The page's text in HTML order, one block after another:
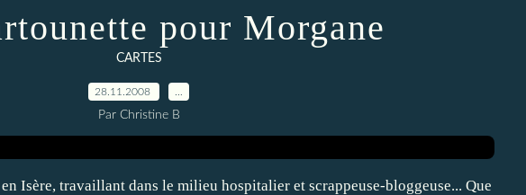
pour Morgane
CARTES
28.11.2008
Par Christine B
Isère, travaillant dans le milieu hospitalier et scrappeuse-bloggeuse... Que